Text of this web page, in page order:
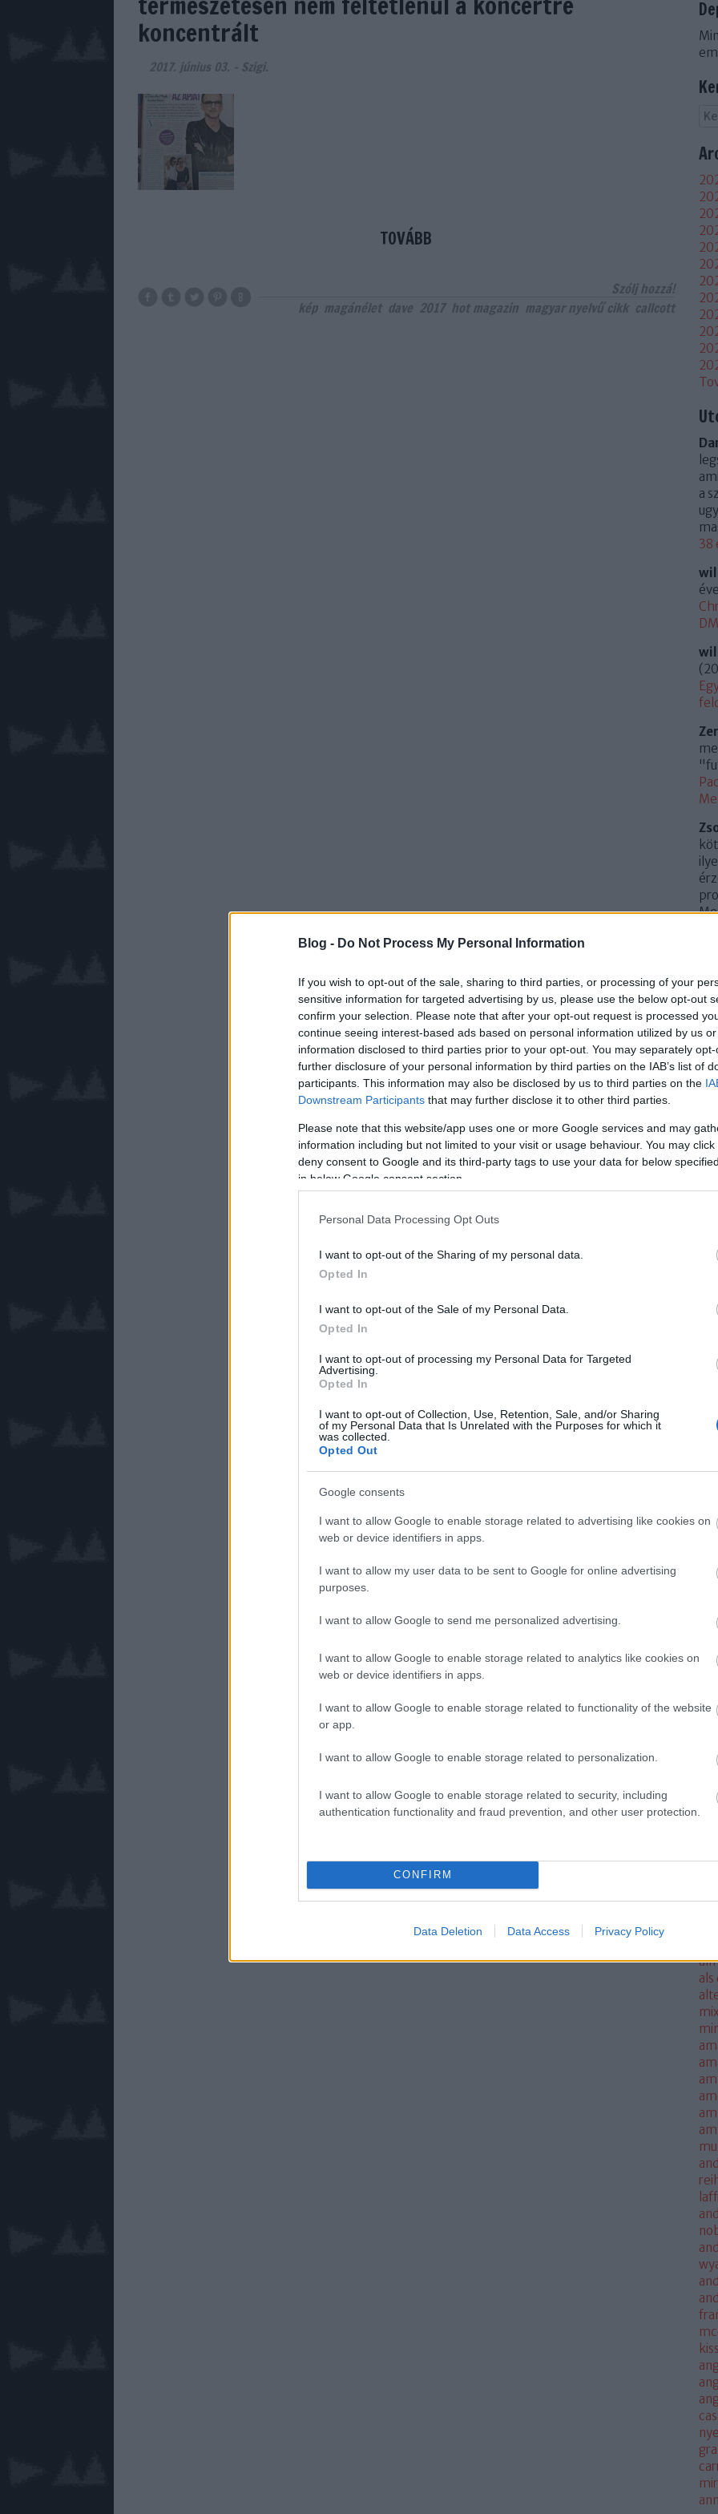
Blog - Do Not Process My Personal Information
If you wish to opt-out of the sale, sharing to third parties, or processing of your
sensitive information for targeted advertising by us, please use the below opt-out
confirm your selection. Please note that after your opt-out request is processed
continue seeing interest-based ads based on personal information utilized by us
information disclosed to third parties prior to your opt-out. You may separately
further disclosure of your personal information by third parties on the IAB’s list of
participants. This information may also be disclosed by us to third parties on the
Downstream Participants that may further disclose it to other third parties.
Please note that this website/app uses one or more Google services and may
information including but not limited to your visit or usage behaviour. You may
deny consent to Google and its third-party tags to use your data for below
in below Google consent section.
Personal Data Processing Opt Outs
I want to opt-out of the Sharing of my personal data.
Opted In
I want to opt-out of the Sale of my Personal Data.
Opted In
I want to opt-out of processing my Personal Data for Targeted
Advertising.
Opted In
I want to opt-out of Collection, Use, Retention, Sale, and/or Sharing
of my Personal Data that Is Unrelated with the Purposes for which it
was collected.
Opted Out
Google consents
I want to allow Google to enable storage related to advertising like cookies on
web or device identifiers in apps.
I want to allow my user data to be sent to Google for online advertising
purposes.
I want to allow Google to send me personalized advertising.
I want to allow Google to enable storage related to analytics like cookies on
web or device identifiers in apps.
I want to allow Google to enable storage related to functionality of the website
or app.
I want to allow Google to enable storage related to personalization.
I want to allow Google to enable storage related to security, including
authentication functionality and fraud prevention, and other user protection.
CONFIRM
Data Deletion Data Access Privacy Policy
koncentrált
2017. június 03. - Szigi.
TOVÁBB
Szólj hozzá!
kép magánélet dave 2017 hot magazin magyar nyelvű cikk callcott
a
38
(
.
als
mix